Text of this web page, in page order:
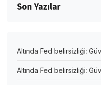
Son Yazılar
Altında Fed belirsizliği:
Altında Fed belirsizliği: